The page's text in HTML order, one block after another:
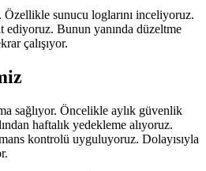
Özellikle sunucu loglarını inceliyoruz.
ediyoruz. Bunun yanında düzeltme
çalışıyor.
sağlıyor. Öncelikle aylık güvenlik
haftalık yedekleme alıyoruz.
kontrolü uyguluyoruz. Dolayısıyla